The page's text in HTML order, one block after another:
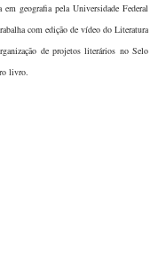
geografia pela Universidade Federal
com edição de vídeo do Literatura
de projetos literários no Selo
livro.